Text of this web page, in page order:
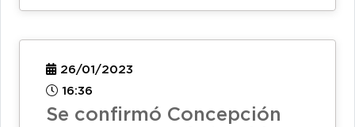
26/01/2023
16:36
Se confirmó Concepción